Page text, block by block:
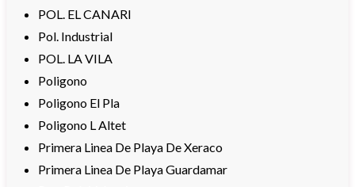
POL. EL CANARI
Pol. Industrial
POL. LA VILA
Poligono
Poligono El Pla
Poligono L Altet
Primera Linea De Playa De Xeraco
Primera Linea De Playa Guardamar